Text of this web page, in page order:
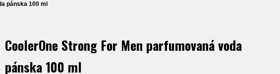
pánska 100 ml
CoolerOne Strong For Men parfumovaná voda
pánska 100 ml